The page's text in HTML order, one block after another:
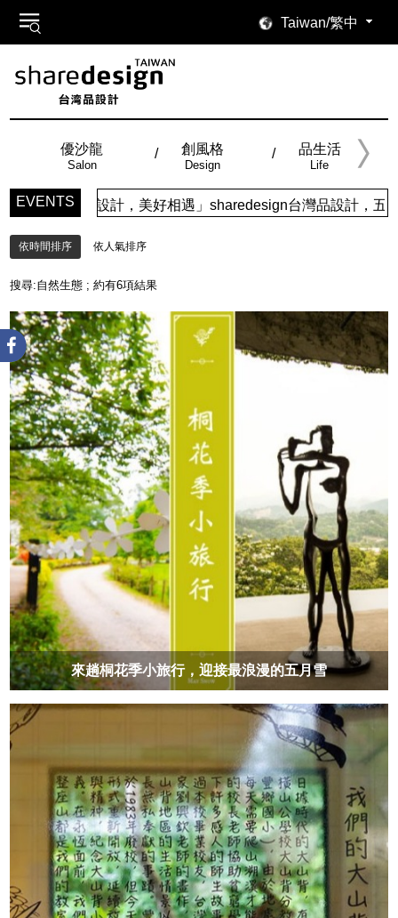
Taiwan/繁中
優沙龍
Salon
創風格
Design
品生活
Life
EVENTS
品味設計，美好相遇」sharedesign台灣品設計，五大特色主
依時間排序 依人氣排序
搜尋:自然生態 ; 約有6項結果
來趟桐花季小旅行，迎接最浪漫的五月雪